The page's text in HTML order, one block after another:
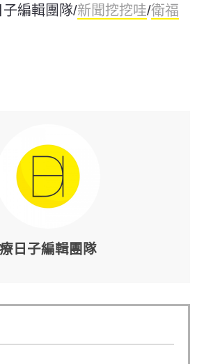
編輯團隊/新聞挖挖哇/衛福
療日子編輯團隊